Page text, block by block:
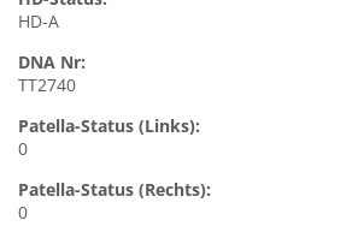
HD-A
DNA Nr:
TT2740
Patella-Status (Links):
0
Patella-Status (Rechts):
0